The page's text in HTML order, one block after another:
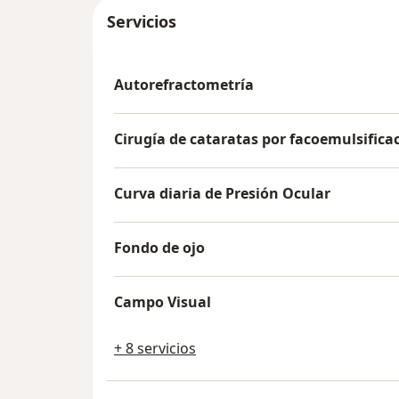
Servicios
Autorefractometría
Cirugía de cataratas por
Curva diaria de Presión Ocular
Fondo de ojo
Campo Visual
+ 8 servicios